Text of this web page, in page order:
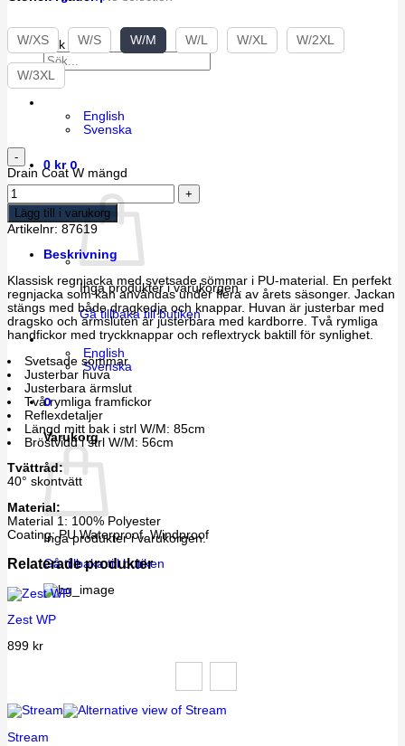
Sök efter:
English
Svenska
0 kr 0
Inga produkter i varukorgen.
Gå tillbaka till butiken
English
Svenska
0
Varukorg
Inga produkter i varukorgen.
Gå tillbaka till butiken
W/XS W/S W/M W/L W/XL W/2XL
W/3XL
Drain Coat W mängd
Lägg till i varukorg
Artikelnr: 87619
Beskrivning
Klassisk regnjacka med svetsade sömmar i PU-material. En perfekt
regnjacka som kan användas under flera av årets säsonger. Jackan
stängs med både dragkedja och knappar. Huvan är justerbar med
dragsko och ärmsluten är justerbara med kardborre. Två rymliga
handfickor med tryckknappar och reflextryck baktill för synlighet.
Svetsade sömmar
Justerbar huva
Justerbara ärmslut
Två rymliga framfickor
Reflexdetaljer
Längd mitt bak i strl W/M: 85cm
Bröstvidd i strl W/M: 56cm
Tvättråd:
40° skontvätt
Material:
Material 1: 100% Polyester
Coating: PU Waterproof, Windproof
Relaterade produkter
Zest WP
899 kr
Stream